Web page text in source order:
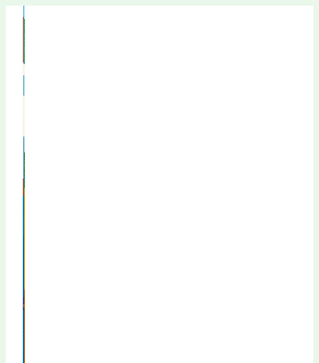
содержимому